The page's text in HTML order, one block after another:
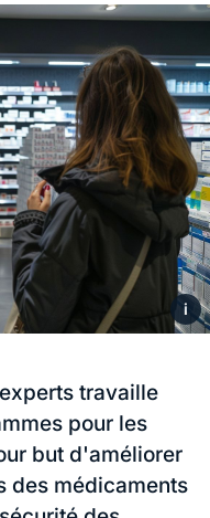
i
travaille
pour les
but d'améliorer
des médicaments